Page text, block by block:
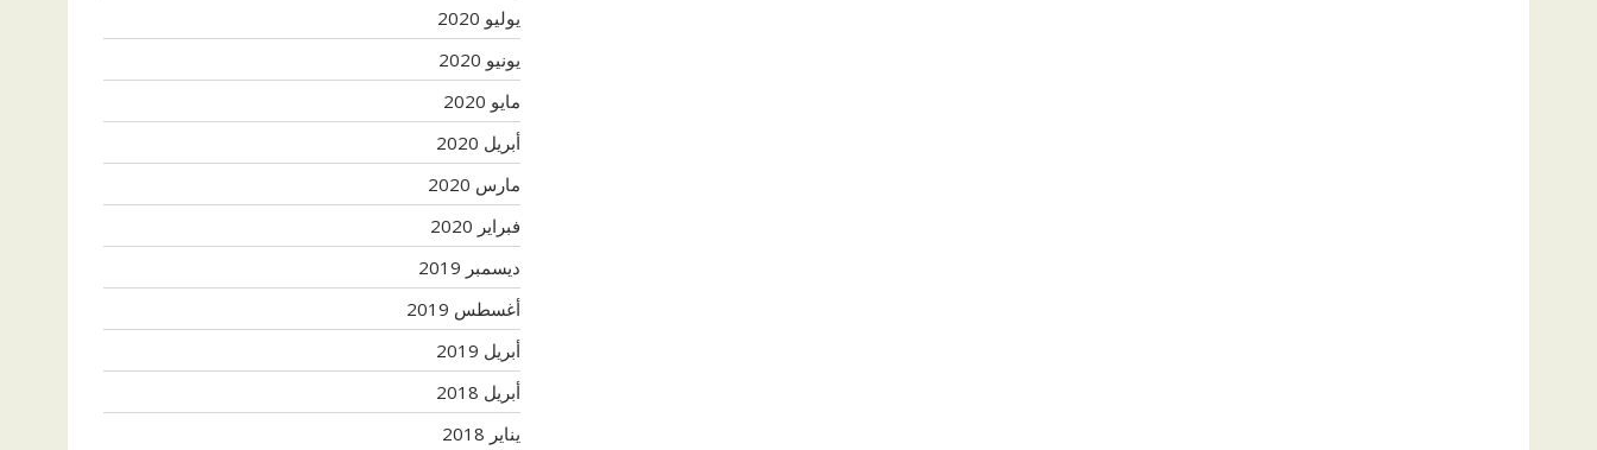
يوليو 2020
يونيو 2020
مايو 2020
أبريل 2020
مارس 2020
فبراير 2020
ديسمبر 2019
أغسطس 2019
أبريل 2019
أبريل 2018
يناير 2018